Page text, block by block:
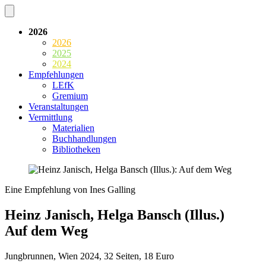
2026
2026
2025
2024
Empfehlungen
LEfK
Gremium
Veranstaltungen
Vermittlung
Materialien
Buchhandlungen
Bibliotheken
Eine Empfehlung von Ines Galling
Heinz Janisch, Helga Bansch (Illus.)
Auf dem Weg
Jungbrunnen, Wien 2024, 32 Seiten, 18 Euro